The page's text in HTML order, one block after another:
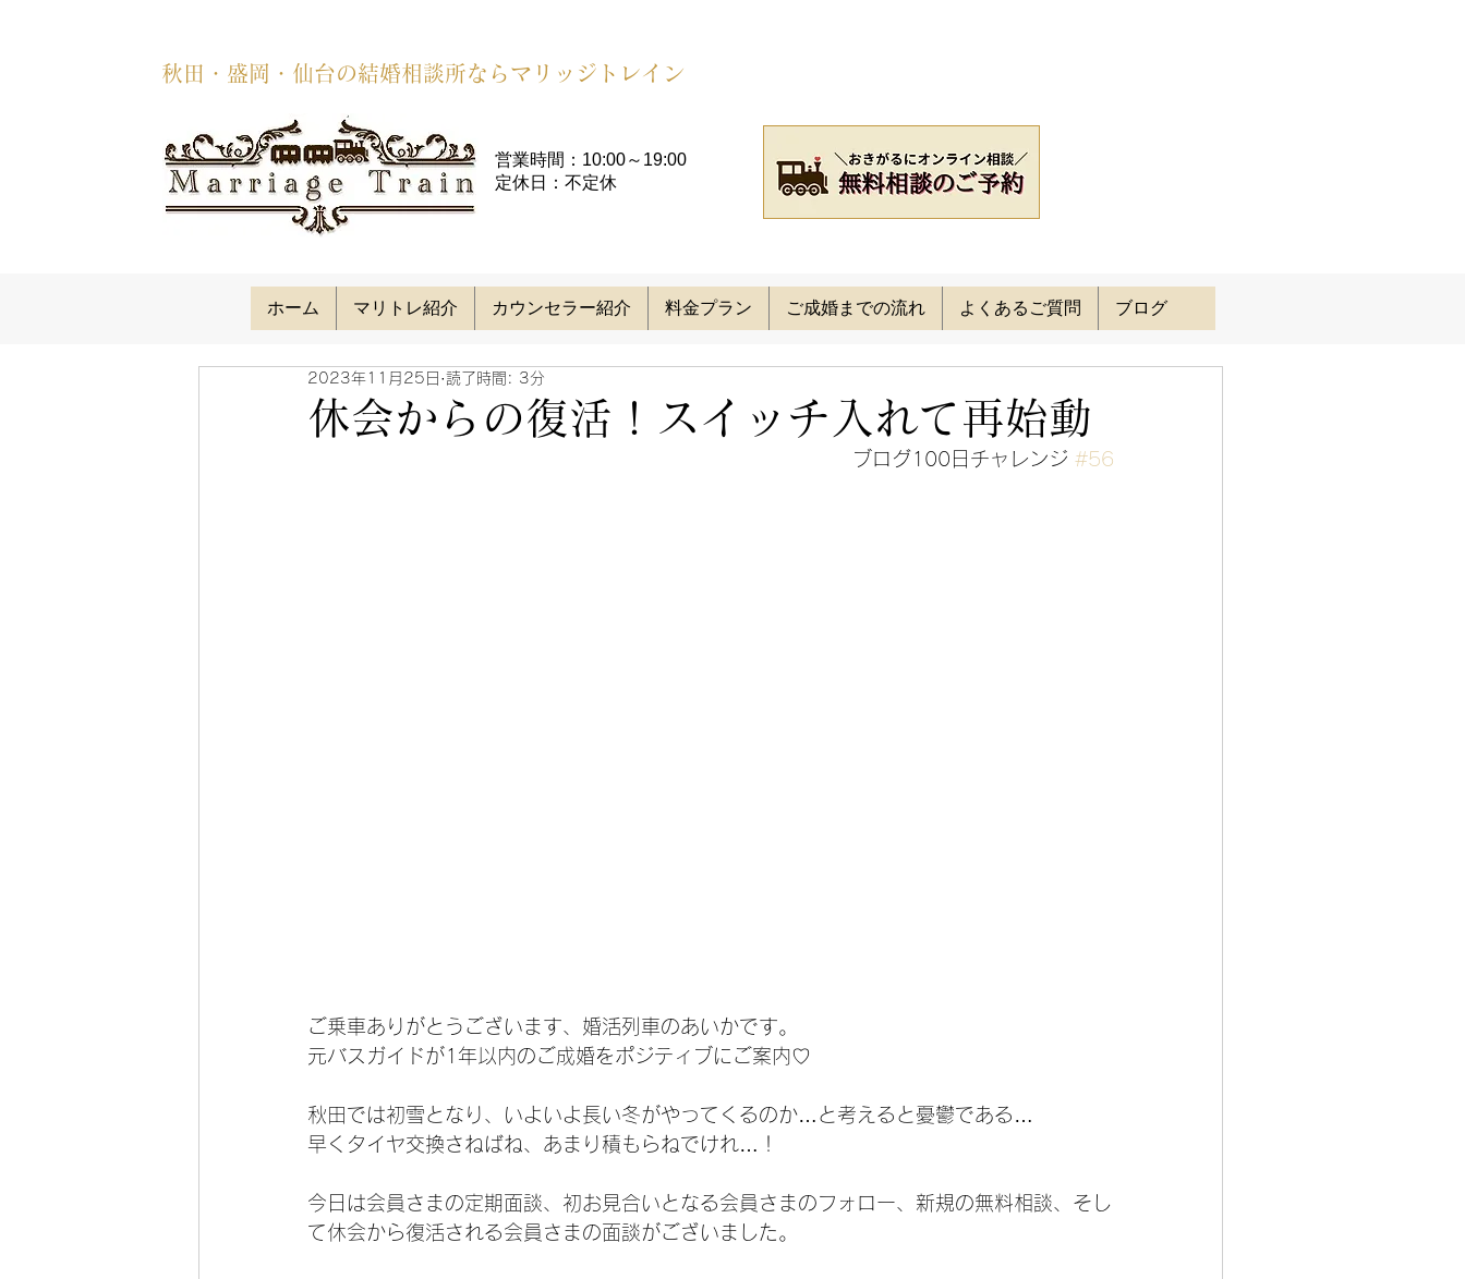
秋田・盛岡・仙台の結婚相談所ならマリッジトレイン
営業時間：10:00～19:00​
定休日：不定休
ホーム マリトレ紹介 カウンセラー紹介 料金プラン ご成婚までの流れ よくあるご質問 ブログ
休会からの復活！スイッチ入れて再始動
2023年11月25日 読了時間: 3分
ブログ100日チャレンジ #56
ご乗車ありがとうございます、婚活列車のあいかです。
元バスガイドが1年以内のご成婚をポジティブにご案内♡
秋田では初雪となり、いよいよ長い冬がやってくるのか…と考えると憂鬱である…
早くタイヤ交換さねばね、あまり積もらねでけれ…！
今日は会員さまの定期面談、初お見合いとなる会員さまのフォロー、新規の無料相談、そし
て休会から復活される会員さまの面談がございました。